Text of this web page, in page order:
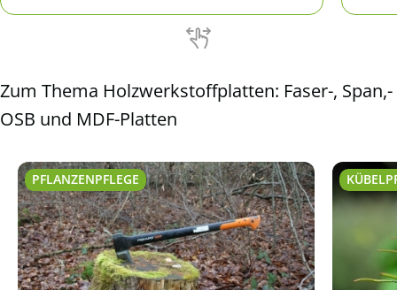
Zum Thema Holzwerkstoffplatten: Faser-, Span,-
OSB und MDF-Platten
PFLANZENPFLEGE